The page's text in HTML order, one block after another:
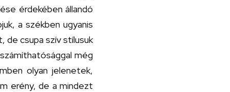
érdekében állandó
a székben ugyanis
de csupa szív stílusuk
még
olyan jelenetek,
erény, de a mindezt